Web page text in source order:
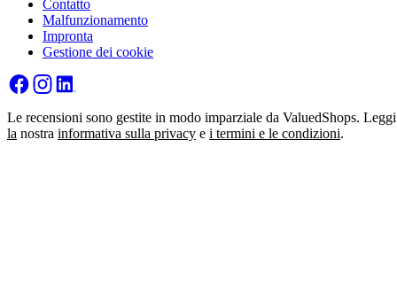
Contatto
Malfunzionamento
Impronta
Gestione dei cookie
Le recensioni sono gestite in modo imparziale da ValuedShops. Leggi
la nostra informativa sulla privacy e i termini e le condizioni.